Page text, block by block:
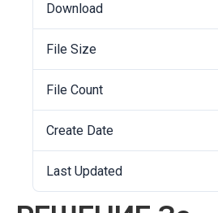
Download
File Size
File Count
Create Date
Last Updated